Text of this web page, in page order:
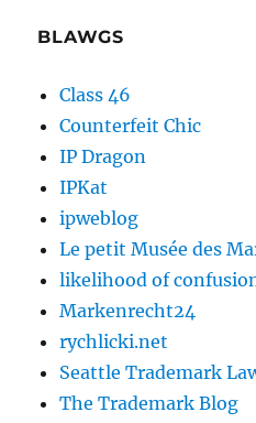
BLAWGS
Class 46
Counterfeit Chic
IP Dragon
IPKat
ipweblog
Le petit Musée des
likelihood of
Markenrecht24
rychlicki.net
Seattle Trademark
The Trademark Blog